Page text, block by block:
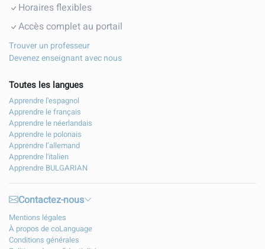
Horaires flexibles
Accès complet au portail
Trouver un professeur
Devenez enseignant avec nous
Toutes les langues
Apprendre l'espagnol
Apprendre le français
Apprendre le néerlandais
Apprendre le polonais
Apprendre l’allemand
Apprendre l'italien
Apprendre BULGARIAN
Contactez-nous
Mentions légales
À propos de coLanguage
Conditions générales